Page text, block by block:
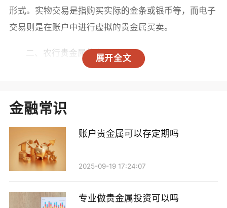
展开全文
形式。实物交易是指购买实际的金条或银币等，而电子
交易则是在账户中进行虚拟的贵金属买卖。
二、农行贵金属的交易时间
五，具体时间段可能会因节假日或市场情况而有所调
整。客户需要查看具体的交易规则和时间安排。
在农行的贵金属交易中，客户可以随时进行买入和
卖出，只要在交易时间内下单即可。因此，如果您今天
金融常识
账户贵金属可以存定期吗
2025-09-19 17:24:07
专业做贵金属投资可以吗